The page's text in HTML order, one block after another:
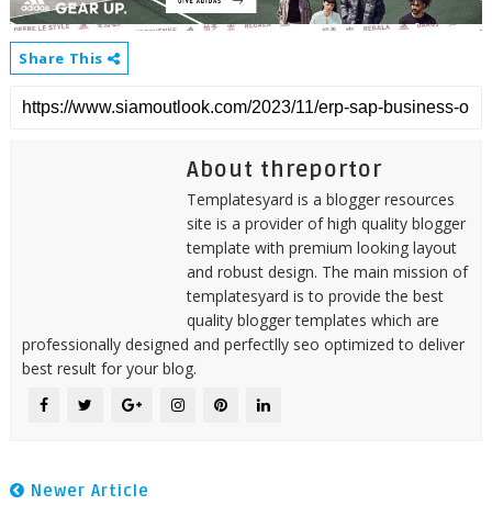
Share This
About threportor
Templatesyard is a blogger resources
site is a provider of high quality blogger
template with premium looking layout
and robust design. The main mission of
templatesyard is to provide the best
quality blogger templates which are
professionally designed and perfectlly seo optimized to deliver
best result for your blog.
Newer Article